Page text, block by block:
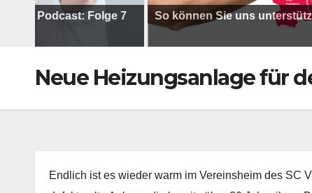
Podcast: Folge 7 So können Sie uns unterstützen !
Neue Heizungsanlage für
Endlich ist es wieder warm im Vereinsheim des SC